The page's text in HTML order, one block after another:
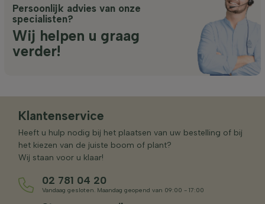
Persoonlijk advies van onze
specialisten?
Wij helpen u graag
verder!
Klantenservice
Heeft u hulp nodig bij het plaatsen van uw bestelling of bij
het kiezen van de juiste boom of plant?
Wij staan voor u klaar!
02 781 04 20
Vandaag gesloten. Maandag geopend van 09:00 - 17:00